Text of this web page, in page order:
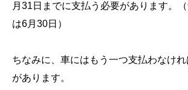
月31日までに支払う必要があります。
は6月30日）
ちなみに、車にはもう一つ支払わなけ
があります。